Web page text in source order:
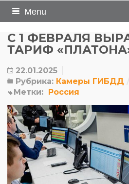
Menu
С 1 ФЕВРАЛЯ
ТАРИФ
22.01.2025
Рубрика: Камеры ГИБДД
Метки: Россия